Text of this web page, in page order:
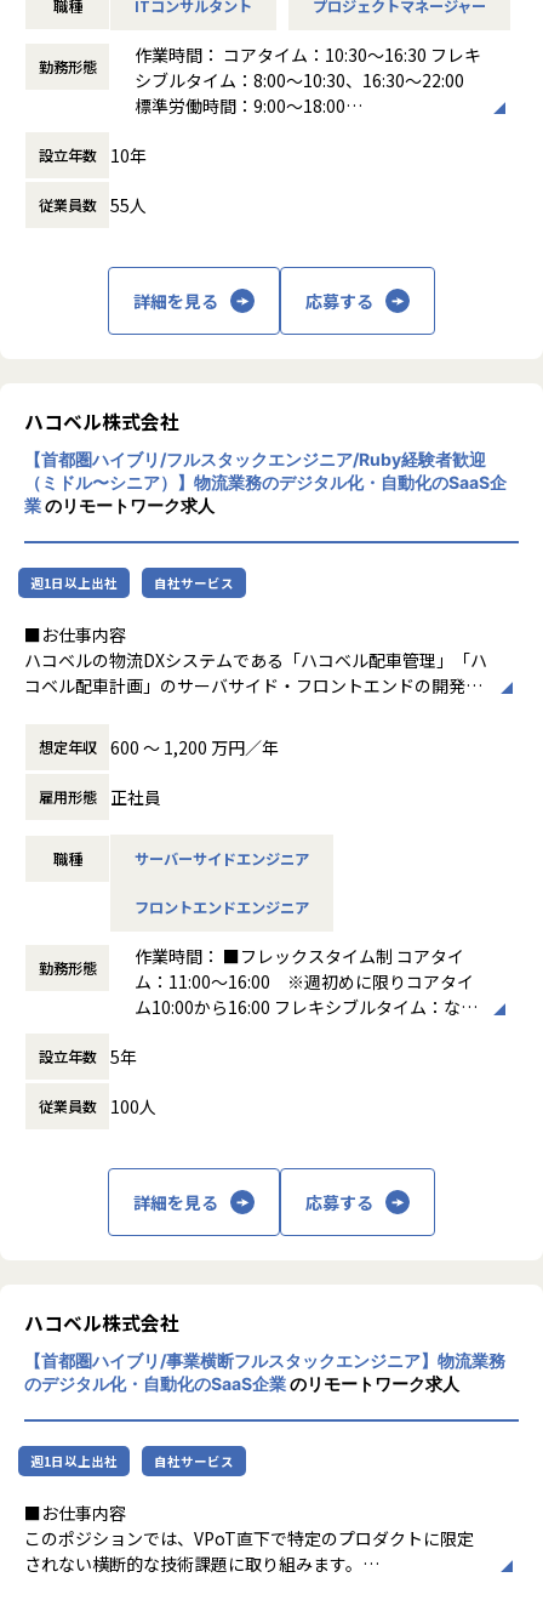
しています。
■カルチャー
・スクラム開発を推進
・積極的なペアプロやモブプロ
・自発的な勉強会やハッカソンの開催
・メンター役が伴走するオンボード支援
【業務の変更の範囲】
本質的な課題は解けません。そこで、現場に入り込み、課題
を構造化し、解決策を自ら作って届けられる少数精鋭のFDE
を複数名採用します。
【業務の変更の範囲】
R)
・スケーラブルなカスタマーサポート機能の立ち上げ:体制設
計、SLA/KPI設計、ナレッジベース・セルフサービスの構
・サポート/オペレーションの標準化・自動化により、事業成
・顧客の声(事業者側とユーザー側の双方)を収集し、業務プ
※立ち上げ後はチームを採用・育成し、組織として機能させ
【当社について】
ラットに。もっとオープンに。」をミッションとする日本発
P」と再定義し、実稼働データ（Trust Data）に基づくボー
ダレス就労インフラの構築を目指しています。
料理人と飲食事業者をつなぐ総合プラットフォーム「CHEFL
INK（シェフリンク）」、海外進出の即戦力シェフ採用を支
援する「CHEFLINK Global」、ご家庭向け出張シェフサービ
ス「SHAREDINE」の3事業を展開し、登録料理人数は4万人
を突破（2026年2月時点）。日本最大級の料理人キャリアプ
ラットフォームとして急成長を続けています。
シリーズBラウンドにて総額26億円の資金調達を完了。DBJ
キャピタル、JICベンチャー・グロース・インベストメンツ
資家・主要金融機関からの出資を受け、日本の食文化を支え
私たちは飲食業界の「労働インフラ」になることを目指して
現場で働く人々の双方を、止まることなく支え続ける仕組み
再設計し(BizOps/BPR)、その中でカスタマーサポート機能
を立ち上げ・標準化・自動化していく、事業の根幹を担うポ
ジションです。サポートを単なるコストではなく、インフラ
会社の規定に準ずる
職種 ITコンサルタント プロジェクトマネージャー
勤務形態
作業時間： コアタイム：10:30～16:30 フレキ
シブルタイム：8:00～10:30、16:30～22:00
標準労働時間：9:00～18:00
時間外労働の有無： 有（月平均20時間）
設立年数 10年
従業員数 55人
詳細を見る 応募する
ハコベル株式会社
【首都圏ハイブリ/フルスタックエンジニア/Ruby経験者歓迎
（ミドル〜シニア）】物流業務のデジタル化・自動化のSaaS企
業のリモートワーク求人
週1日以上出社 自社サービス
■お仕事内容
ハコベルの物流DXシステムである「ハコベル配車管理」「ハ
コベル配車計画」のサーバサイド・フロントエンドの開発を
ハコベルではエンジニアも、プロダクトマネジャーやカスタ
マーサポートと共にヒアリング、オンボードなどを通した理
解を大事にしています。
ーザーの体験、
るような方を募集しています。
具体的には・・・
・BizやPdMメンバーと連携し、担当プロダクトのビジョ
ン、目標達成に向けての開発および運用
実現方法を検討・実践
ブラリの技術調査・選択
運送会社・荷主企業の業務をデジタル化・最適化すること
で、物流業界の生産性向上に貢献するプロダクトです。
「ハコベル配車計画」は、これまで担当者の経験や感覚に依
存していた配車計画業務を、
アルゴリズムによって標準化・高速化し、誰もが最適な計画
を立てられる状態を実現します。
「ハコベル配車管理」は、案件情報・配車情報・運行ステー
タス・支払/請求までを一元管理する業務管理システムで、
アナログ業務に起因する手配漏れやミスを排除するととも
に、蓄積されたデータを活用した事業分析も可能にします。
想定年収 600 〜 1,200 万円／年
雇用形態 正社員
職種 サーバーサイドエンジニア
フロントエンドエンジニア
勤務形態
作業時間： ■フレックスタイム制 コアタイ
ム：11:00～16:00 ※週初めに限りコアタイ
ム10:00から16:00 フレキシブルタイム：なし
間が6時間を超え8時間以下の場合は45分、8
働き方：
設立年数 5年
従業員数 100人
詳細を見る 応募する
ハコベル株式会社
【首都圏ハイブリ/事業横断フルスタックエンジニア】物流業務
のデジタル化・自動化のSaaS企業のリモートワーク求人
週1日以上出社 自社サービス
■お仕事内容
このポジションでは、VPoT直下で特定のプロダクトに限定
されない横断的な技術課題に取り組みます。